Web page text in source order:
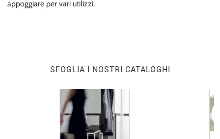
appoggiare per vari utilizzi.
SFOGLIA I NOSTRI CATALOGHI